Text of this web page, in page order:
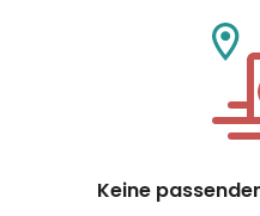
Keine